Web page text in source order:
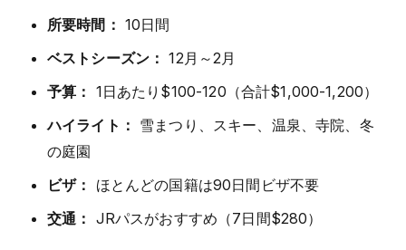
所要時間： 10日間
ベストシーズン： 12月～2月
予算： 1日あたり$100-120（合計$1,000-1,200）
ハイライト： 雪まつり、スキー、温泉、寺院、冬
の庭園
ビザ：
ほとんどの国籍は90日間ビザ不要
交通： JRパスがおすすめ（7日間$280）